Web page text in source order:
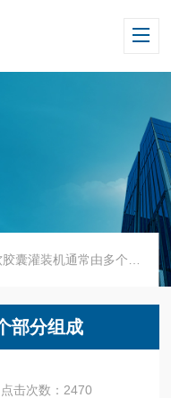
囊灌装机通常由多个部分组成
部分组成
点击次数：2470